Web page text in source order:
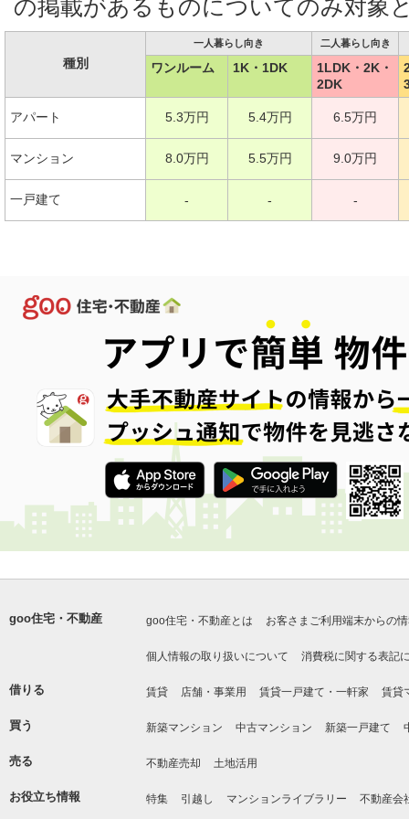
の掲載があるものについてのみ対象
種別
一人暮らし向き 二人暮らし向き
ワンルーム 1K・1DK
1LDK・2K・
2DK
アパート 5.3万円 5.4万円 6.5万円
マンション 8.0万円 5.5万円 9.0万円
一戸建て - - -
goo住宅・不動産 goo住宅・不動産とは お客さまご利用端末からの
個人情報の取り扱いについて 消費税に関する表記
借りる 賃貸 店舗・事業用 賃貸一戸建て・一軒家 賃貸
買う 新築マンション 中古マンション 新築一戸建て
売る 不動産売却 土地活用
お役立ち情報 特集 引越し マンションライブラリー 不動産会